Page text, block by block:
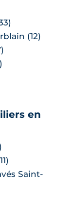
2025
(12)
sur-
(4)
(3)
de-Cé (3)
(2)
en
Saint-